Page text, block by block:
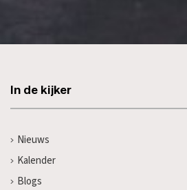
In de kijker
Nieuws
Kalender
Blogs